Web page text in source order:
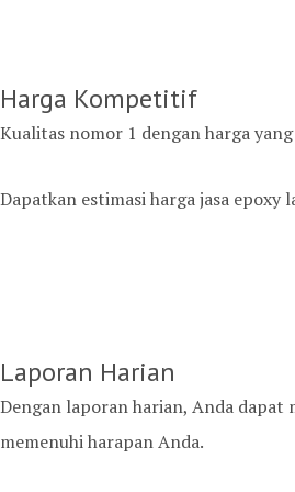
Harga Kompetitif
Kualitas nomor 1 dengan harga
Dapatkan estimasi harga jasa
Laporan Harian
Dengan laporan harian, Anda dapat
memenuhi harapan Anda.